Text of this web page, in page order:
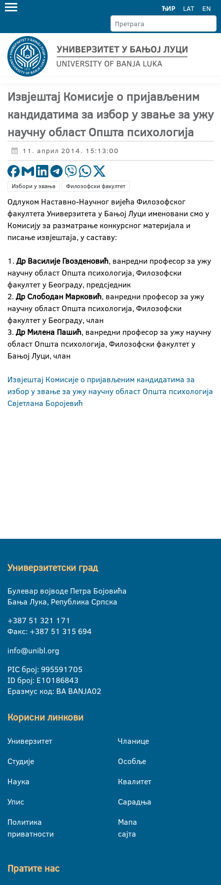
ЋИР LAT EN
Извјештај Комисије о пријављеним
кандидатима за избор у звање за ужу
научну област Општа психологија
11. април 2014. 15:13:00
Избори у звања Филозофски факултет
Одлуком Наставно-Научног вијећа Филозофског
факултета Универзитета у Бањој Луци именовани смо у
Комисију за разматрање конкурсног материјала и
писање извјештаја, у саставу:
1. Др Василије Гвозденовић, ванредни професор за ужу
научну област Општа психологија, Филозофски
факултет у Београду, предсједник
2. Др Слободан Марковић, ванредни професор за ужу
научну област Општа психологија, Филозофски
факултет у Београду, члан
3. Др Милена Пашић, ванредни професор за ужу научну
област Општа психологија, Филозофски факултет у
Бањој Луци, члан
Извјештај Комисије о пријављеним кандидатима за
избор у звање за ужу научну област Општа психологија
Свјетлана Боројевић
Универзитетски град
Булевар војводе Петра Бојовића
Бања Лука, Република Српска
+387 51 321 171
Факс: +387 51 315 694
info@unibl.org
PIC број: 995591705
ID број: E10186843
Еразмус код: BA BANJA02
Корисни линкови
Универзитет
Студије
Наука
Упис
Политика
приватности
Чланице
Особље
Квалитет
Сарадња
Мапа
сајта
Пратите нас